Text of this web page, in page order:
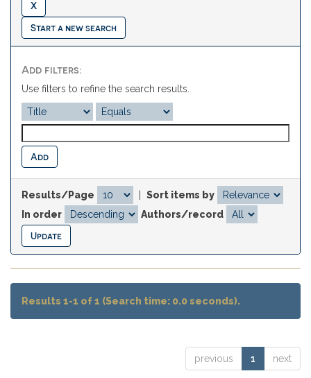
Start a new search
Add filters:
Use filters to refine the search results.
Results/Page
Sort items by
In order
Authors/record
Results 1-1 of 1 (Search time: 0.0 seconds).
previous 1 next